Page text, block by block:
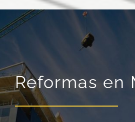
Reformas en